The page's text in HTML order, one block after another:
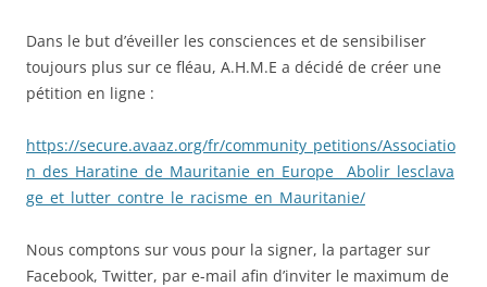
Dans le but d’éveiller les consciences et de sensibiliser
toujours plus sur ce fléau, A.H.M.E a décidé de créer une
pétition en ligne :
https://secure.avaaz.org/fr/community_petitions/Associatio
n_des_Haratine_de_Mauritanie_en_Europe__Abolir_lesclava
ge_et_lutter_contre_le_racisme_en_Mauritanie/
Nous comptons sur vous pour la signer, la partager sur
Facebook, Twitter, par e-mail afin d’inviter le maximum de